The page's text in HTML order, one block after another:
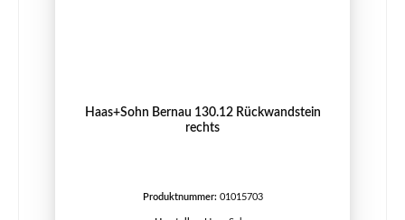
Haas+Sohn Bernau 130.12 Rückwandstein
rechts
Produktnummer: 01015703